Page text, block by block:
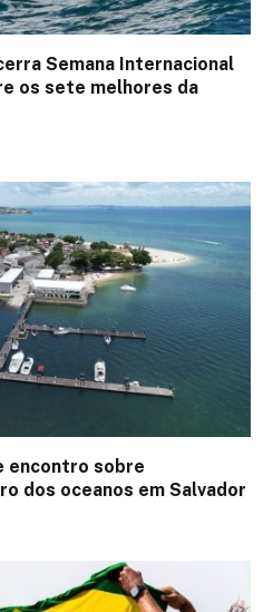
Semana Internacional
os sete melhores da
encontro sobre
dos oceanos em Salvador